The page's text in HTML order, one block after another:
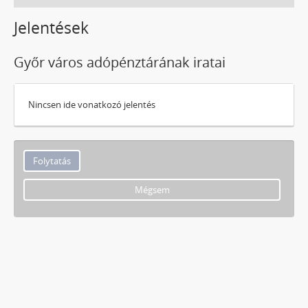
Jelentések
Győr város adópénztárának iratai
Nincsen ide vonatkozó jelentés
Mégsem